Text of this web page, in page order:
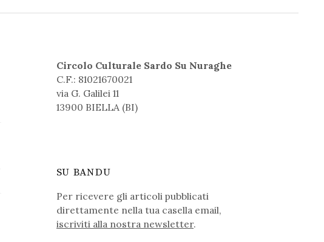
Circolo Culturale Sardo Su Nuraghe
C.F.: 81021670021
via G. Galilei 11
13900 BIELLA (BI)
SU BANDU
Per ricevere gli articoli pubblicati
direttamente nella tua casella email,
iscriviti alla nostra newsletter.